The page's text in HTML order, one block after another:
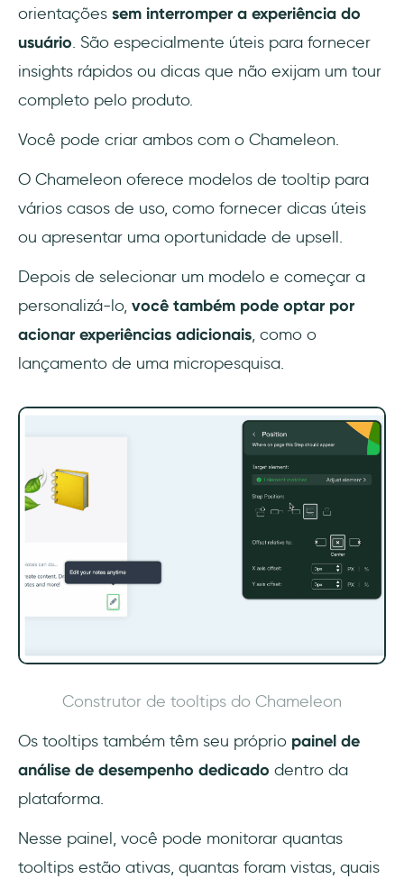
orientações sem interromper a experiência do
usuário. São especialmente úteis para fornecer
insights rápidos ou dicas que não exijam um tour
completo pelo produto.
Você pode criar ambos com o Chameleon.
O Chameleon oferece modelos de tooltip para
vários casos de uso, como fornecer dicas úteis
ou apresentar uma oportunidade de upsell.
Depois de selecionar um modelo e começar a
personalizá-lo, você também pode optar por
acionar experiências adicionais, como o
lançamento de uma micropesquisa.
Construtor de tooltips do Chameleon
Os tooltips também têm seu próprio painel de
análise de desempenho dedicado dentro da
plataforma.
Nesse painel, você pode monitorar quantas
tooltips estão ativas, quantas foram vistas, quais